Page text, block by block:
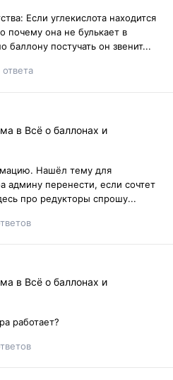
Если углекислота находится
почему она не булькает в
баллону постучать он звенит...
ответа
в Всё о баллонах и
Нашёл тему для
админу перенести, если сочтет
про редукторы спрошу...
в Всё о баллонах и
работает?